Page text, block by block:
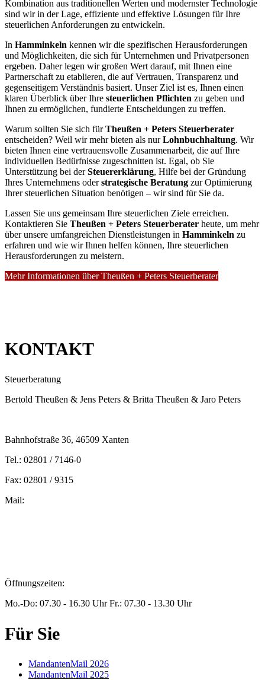
Kombination aus traditionellen Werten und modernster Technologie
sind wir in der Lage, effiziente und effektive Lösungen für Ihre
steuerlichen Anforderungen zu entwickeln.
In Hamminkeln kennen wir die spezifischen Herausforderungen
und Möglichkeiten, die sich für Unternehmen und Privatpersonen
ergeben. Daher legen wir großen Wert darauf, mit Ihnen eine
Partnerschaft zu etablieren, die auf Vertrauen, Transparenz und
gegenseitigem Verständnis basiert. Unser Ziel ist es, Ihnen einen
klaren Überblick über Ihre steuerlichen Pflichten zu geben und
Ihnen zu ermöglichen, fundierte Entscheidungen zu treffen.
Warum sollten Sie sich fürTheußen + Peters Steuerberater
entscheiden? Weil wir mehr bieten als nurLohnbuchhaltung. Wir
bieten Ihnen eine vertrauensvolle Zusammenarbeit, die auf Ihre
individuellen Bedürfnisse zugeschnitten ist. Egal, ob Sie
Unterstützung bei derSteuererklärung, Hilfe bei der Gründung
Ihres Unternehmens oderstrategische Beratung zur Optimierung
Ihrer steuerlichen Situation benötigen – wir sind für Sie da.
Lassen Sie uns gemeinsam Ihre steuerlichen Ziele erreichen.
Kontaktieren Sie Theußen + Peters Steuerberater heute, um mehr
über unsere umfangreichen Dienstleistungen in Hamminkeln zu
erfahren und wie wir Ihnen helfen können, Ihre steuerlichen
Herausforderungen zu meistern.
Mehr Informationen über Theußen + Peters Steuerberater
KONTAKT
Steuerberatung
Bertold Theußen & Jens Peters & Britta Theußen & Jaro Peters
Bahnhofstraße 36, 46509 Xanten
Tel.: 02801 / 7146-0
Fax: 02801 / 9315
Mail:
Öffnungszeiten:
Mo.-Do: 07.30 - 16.30 Uhr Fr.: 07.30 - 13.30 Uhr
Für Sie
MandantenMail 2026
MandantenMail 2025